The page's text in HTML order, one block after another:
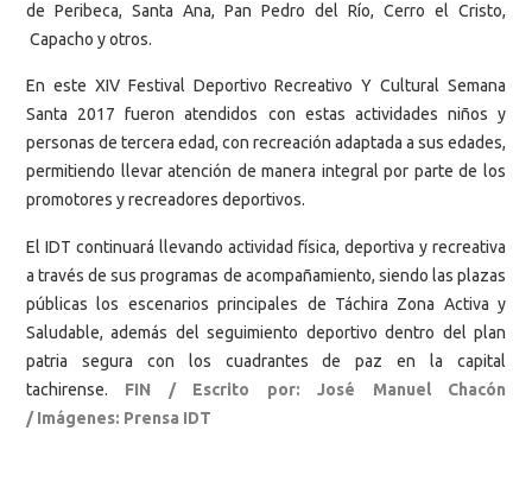
de Peribeca, Santa Ana, Pan Pedro del Río, Cerro el Cristo,
Capacho y otros.
En este XIV Festival Deportivo Recreativo Y Cultural Semana
Santa 2017 fueron atendidos con estas actividades niños y
personas de tercera edad, con recreación adaptada a sus edades,
permitiendo llevar atención de manera integral por parte de los
promotores y recreadores deportivos.
El IDT continuará llevando actividad física, deportiva y recreativa
a través de sus programas de acompañamiento, siendo las plazas
públicas los escenarios principales de Táchira Zona Activa y
Saludable, además del seguimiento deportivo dentro del plan
patria segura con los cuadrantes de paz en la capital
tachirense. FIN / Escrito por: José Manuel Chacón
/Imágenes: Prensa IDT